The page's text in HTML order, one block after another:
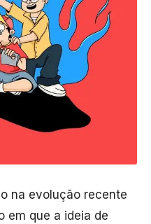
na evolução recente
em que a ideia de